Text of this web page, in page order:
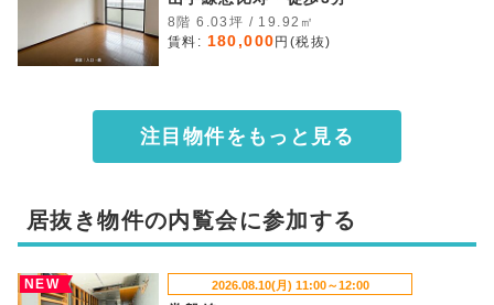
8階 6.03坪 / 19.92㎡
賃料: 180,000 円(税抜)
注目物件をもっと見る
居抜き物件の内覧会に参加する
NEW 2026.08.10(月) 11:00～12:00